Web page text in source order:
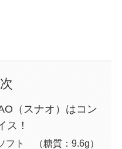
（スナオ）はコン
ス！
ト （糖質：9.6g）